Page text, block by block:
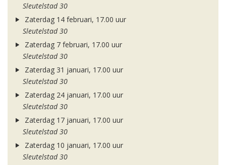
Sleutelstad 30
Zaterdag 14 februari, 17.00 uur
Sleutelstad 30
Zaterdag 7 februari, 17.00 uur
Sleutelstad 30
Zaterdag 31 januari, 17.00 uur
Sleutelstad 30
Zaterdag 24 januari, 17.00 uur
Sleutelstad 30
Zaterdag 17 januari, 17.00 uur
Sleutelstad 30
Zaterdag 10 januari, 17.00 uur
Sleutelstad 30